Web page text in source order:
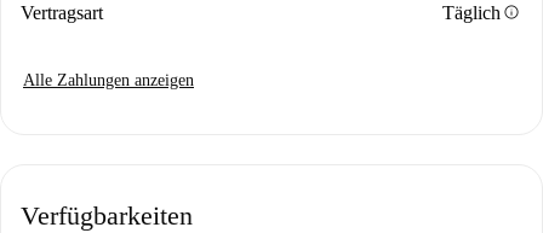
Vertragsart Täglichinfo
Alle Zahlungen anzeigen
Verfügbarkeiten